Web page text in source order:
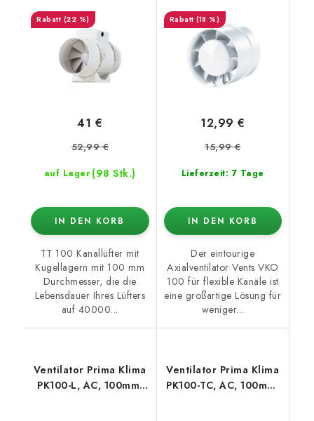
(22 %)
auf Lager (98 Stk.)
41 €
52,99 €
IN DEN KORB
TT 100 Kanallüfter mit
Kugellagern mit 100 mm
Durchmesser, die die
Lebensdauer Ihres Lüfters
auf 40000...
auslass
(18 %)
Lieferzeit: 7 Tage
12,99 €
15,99 €
IN DEN KORB
Der eintourige
Axialventilator Vents VKO
100 für flexible Kanäle ist
eine großartige Lösung für
weniger...
Ventilator Prima Klima
PK100-L, AC, 100mm,
Ventilator Prima Klima
PK100-TC, AC, 100mm,